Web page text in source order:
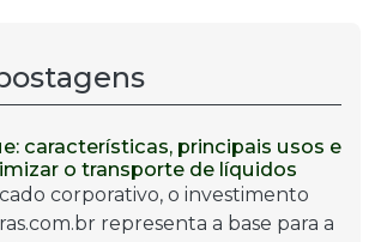
características, principais usos e
o transporte de líquidos
corporativo, o investimento
representa a base para a